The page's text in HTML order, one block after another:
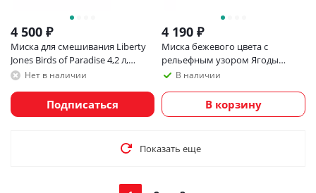
4 500 ₽
Миска для смешивания Liberty
Jones Birds of Paradise 4,2 л,
красная
Нет в наличии
Подписаться
4 190 ₽
Миска бежевого цвета с
рельефным узором Ягоды
Тайги из коллекции russian
В наличии
В корзину
Показать еще